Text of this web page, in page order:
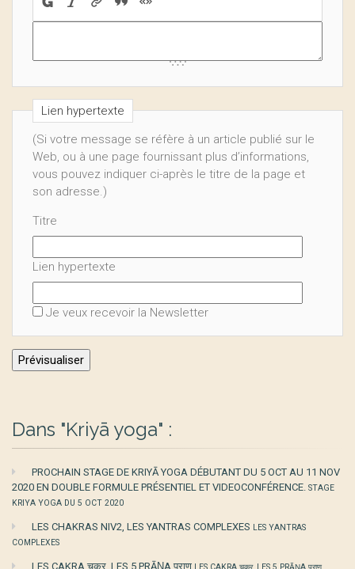
Lien hypertexte
(Si votre message se réfère à un article publié sur le
Web, ou à une page fournissant plus d’informations,
vous pouvez indiquer ci-après le titre de la page et
son adresse.)
Titre
Lien hypertexte
Je veux recevoir la Newsletter
Dans "Kriyā yoga" :
PROCHAIN STAGE DE KRIYĀ YOGA DÉBUTANT DU 5 OCT AU 11 NOV
2020 EN DOUBLE FORMULE PRÉSENTIEL ET VIDEOCONFÉRENCE. STAGE
KRIYA YOGA DU 5 OCT 2020
LES CHAKRAS NIV2, LES YANTRAS COMPLEXES LES YANTRAS
COMPLEXES
LES CAKRA चक्र, LES 5 PRĀṆA प्राण LES CAKRA चक्र, LES 5 PRĀṆA प्राण